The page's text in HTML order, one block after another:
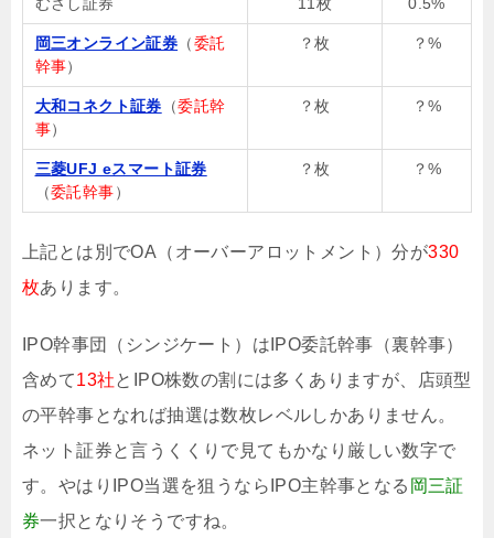
岡三オンライン証券 （委託
幹事）
？枚 ？%
大和コネクト証券 （委託幹
事）
？枚 ？%
三菱UFJ eスマート証券
（委託幹事）
？枚 ？%
上記とは別でOA（オーバーアロットメント）分が330
枚あります。
IPO幹事団（シンジケート）はIPO委託幹事（裏幹事）
含めて13社とIPO株数の割には多くありますが、店頭型
の平幹事となれば抽選は数枚レベルしかありません。
ネット証券と言うくくりで見てもかなり厳しい数字で
す。やはりIPO当選を狙うならIPO主幹事となる 岡三証
券一択となりそうですね。